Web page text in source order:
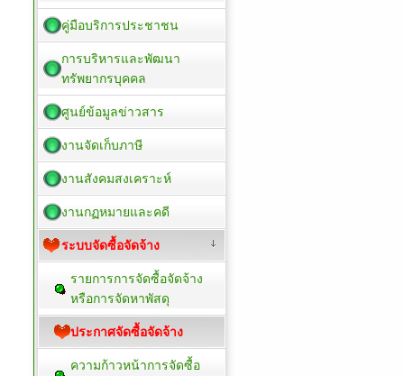
คู่มือบริการประชาชน
การบริหารและพัฒนา
ทรัพยากรบุคคล
ศูนย์ข้อมูลข่าวสาร
งานจัดเก็บภาษี
งานสังคมสงเคราะห์
งานกฏหมายและคดี
ระบบจัดซื้อจัดจ้าง
รายการการจัดซื้อจัดจ้าง
หรือการจัดหาพัสดุ
ประกาศจัดซื้อจัดจ้าง
ความก้าวหน้าการจัดซื้อ